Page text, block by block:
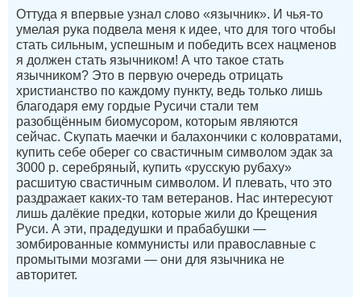
Оттуда я впервые узнал слово «язычник». И чья-то
умелая рука подвела меня к идее, что для того чтобы
стать сильным, успешным и победить всех нацменов
я должен стать язычником! А что такое стать
язычником? Это в первую очередь отрицать
христианство по каждому пункту, ведь только лишь
благодаря ему гордые Русичи стали тем
разобщённым биомусором, которым являются
сейчас. Скупать маечки и балахончики с коловратами,
купить себе оберег со свастичным символом эдак за
3000 р. серебряный, купить «русскую рубаху»
расшитую свастичным символом. И плевать, что это
раздражает каких-то там ветеранов. Нас интересуют
лишь далёкие предки, которые жили до Крещения
Руси. А эти, прадедушки и прабабушки —
зомбированные коммунисты или православные с
промытыми мозгами — они для язычника не
авторитет.